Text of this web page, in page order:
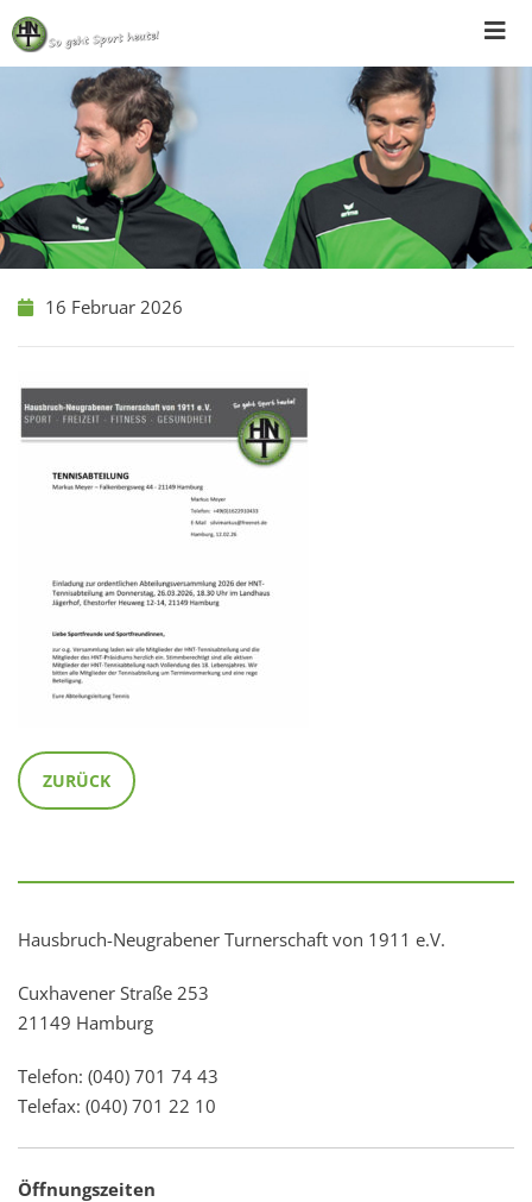
Skip
to
content
16 Februar 2026
ZURÜCK
Hausbruch-Neugrabener Turnerschaft von 1911 e.V.
Cuxhavener Straße 253
21149 Hamburg
Telefon: (040) 701 74 43
Telefax: (040) 701 22 10
Öffnungszeiten